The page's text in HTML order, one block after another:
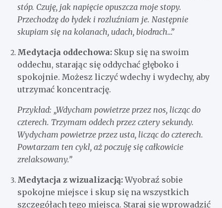
stóp. Czuję, jak napięcie opuszcza moje stopy.
Przechodzę do łydek i rozluźniam je. Następnie
skupiam się na kolanach, udach, biodrach…”
Medytacja oddechowa: Skup się na swoim
oddechu, starając się oddychać głęboko i
spokojnie. Możesz liczyć wdechy i wydechy, aby
utrzymać koncentrację.
Przykład: „Wdycham powietrze przez nos, licząc do
czterech. Trzymam oddech przez cztery sekundy.
Wydycham powietrze przez usta, licząc do czterech.
Powtarzam ten cykl, aż poczuję się całkowicie
zrelaksowany.”
Medytacja z wizualizacją:Wyobraź sobie
spokojne miejsce i skup się na wszystkich
szczegółach tego miejsca. Staraj się wprowadzić